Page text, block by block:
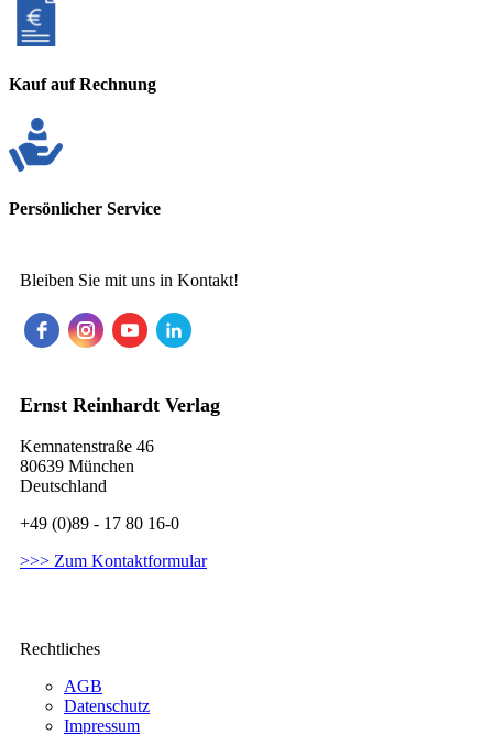
Kauf auf Rechnung
Persönlicher Service
Bleiben Sie mit uns in Kontakt!
Ernst Reinhardt Verlag
Kemnatenstraße 46
80639 München
Deutschland
+49 (0)89 - 17 80 16-0
>>> Zum Kontaktformular
Rechtliches
AGB
Datenschutz
Impressum